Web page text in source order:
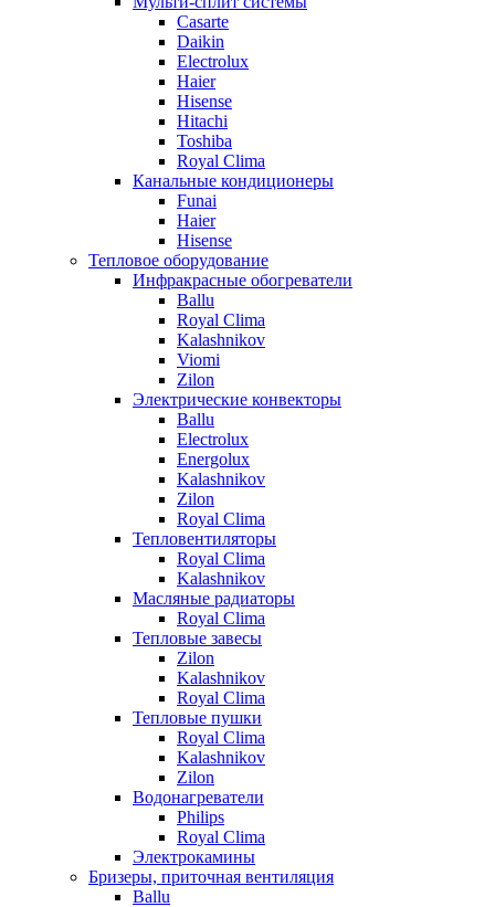
Casarte
Daikin
Electrolux
Haier
Hisense
Hitachi
Toshiba
Royal Clima
Канальные кондиционеры
Funai
Haier
Hisense
Тепловое оборудование
Инфракрасные обогреватели
Ballu
Royal Clima
Kalashnikov
Viomi
Zilon
Электрические конвекторы
Ballu
Electrolux
Energolux
Kalashnikov
Zilon
Royal Clima
Тепловентиляторы
Royal Clima
Kalashnikov
Масляные радиаторы
Royal Clima
Тепловые завесы
Zilon
Kalashnikov
Royal Clima
Тепловые пушки
Royal Clima
Kalashnikov
Zilon
Водонагреватели
Philips
Royal Clima
Электрокамины
Бризеры, приточная вентиляция
Ballu